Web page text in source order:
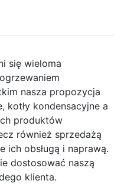
się wieloma
nasza propozycja
kotły kondensacyjne a
produktów
również sprzedażą
ich obsługą i naprawą.
dostosować naszą
klienta.